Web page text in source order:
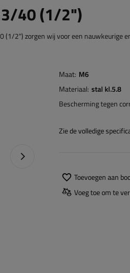
40 (1/2")
2") zorgen wij voor een nauwkeurige
Naprawa produktu
Maat M6
Materiaal stal kl.5.8
Bescherming tegen
Zie de volledige
Toevoegen aan
Voeg toe om te